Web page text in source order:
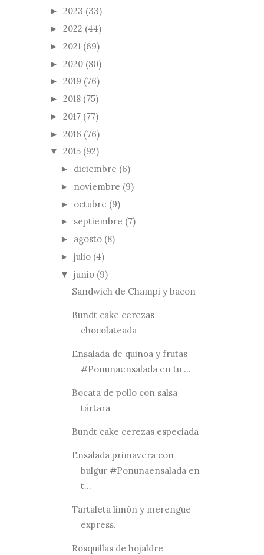
► 2023 (33)
► 2022 (44)
► 2021 (69)
► 2020 (80)
► 2019 (76)
► 2018 (75)
► 2017 (77)
► 2016 (76)
▼ 2015 (92)
► diciembre (6)
► noviembre (9)
► octubre (9)
► septiembre (7)
► agosto (8)
► julio (4)
▼ junio (9)
Sandwich de Champi y bacon
Bundt cake cerezas
chocolateada
Ensalada de quinoa y frutas
#Ponunaensalada en tu ...
Bocata de pollo con salsa
tártara
Bundt cake cerezas especiada
Ensalada primavera con
bulgur #Ponunaensalada en
t...
Tartaleta limón y merengue
express.
Rosquillas de hojaldre